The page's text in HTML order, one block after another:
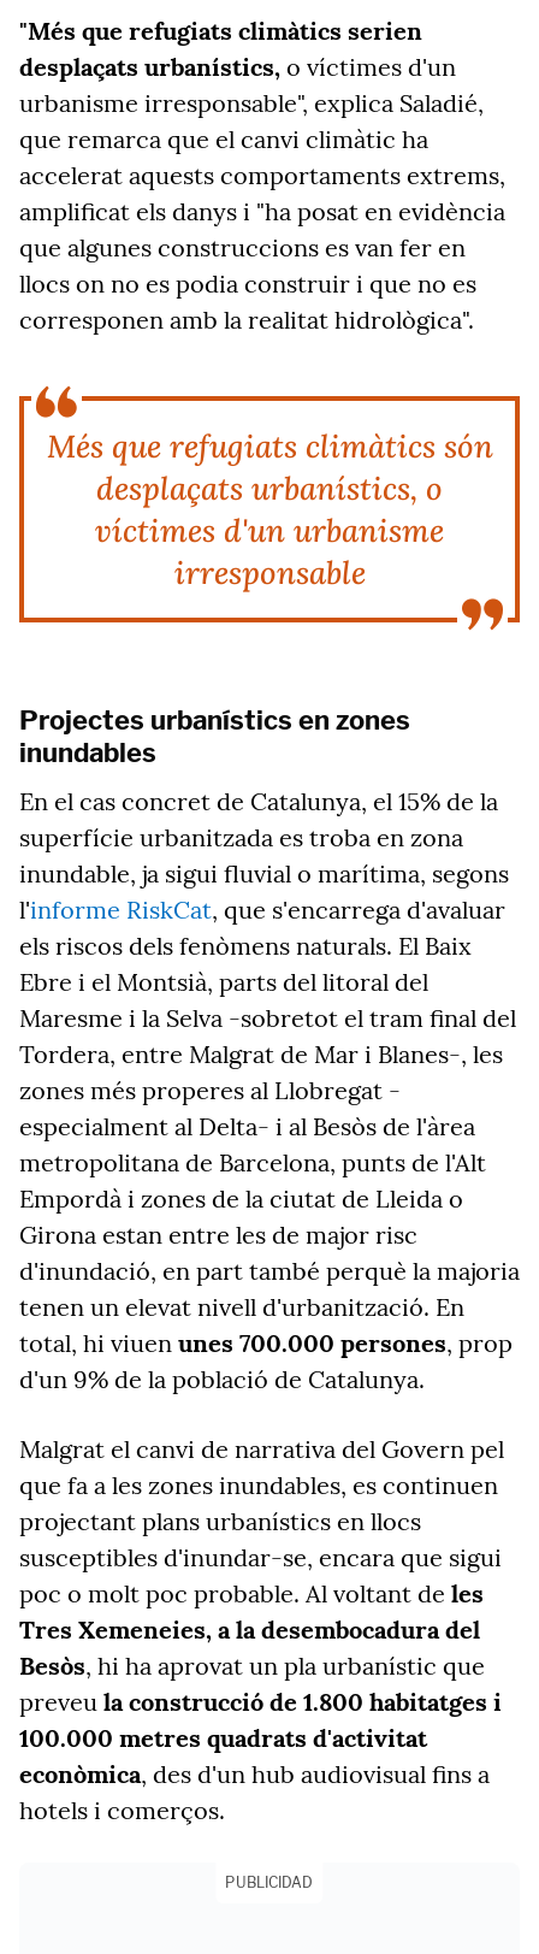
"Més que refugiats climàtics serien
desplaçats urbanístics, o víctimes d'un
urbanisme irresponsable", explica Saladié,
que remarca que el canvi climàtic ha
accelerat aquests comportaments extrems,
amplificat els danys i "ha posat en evidència
que algunes construccions es van fer en
llocs on no es podia construir i que no es
corresponen amb la realitat hidrològica".
Més que refugiats climàtics són
desplaçats urbanístics, o
víctimes d'un urbanisme
irresponsable
Projectes urbanístics en zones
inundables
En el cas concret de Catalunya, el 15% de la
superfície urbanitzada es troba en zona
inundable, ja sigui fluvial o marítima, segons
l'informe RiskCat, que s'encarrega d'avaluar
els riscos dels fenòmens naturals. El Baix
Ebre i el Montsià, parts del litoral del
Maresme i la Selva -sobretot el tram final del
Tordera, entre Malgrat de Mar i Blanes-, les
zones més properes al Llobregat -
especialment al Delta- i al Besòs de l'àrea
metropolitana de Barcelona, punts de l'Alt
Empordà i zones de la ciutat de Lleida o
Girona estan entre les de major risc
d'inundació, en part també perquè la majoria
tenen un elevat nivell d'urbanització. En
total, hi viuen unes 700.000 persones, prop
d'un 9% de la població de Catalunya.
Malgrat el canvi de narrativa del Govern pel
que fa a les zones inundables, es continuen
projectant plans urbanístics en llocs
susceptibles d'inundar-se, encara que sigui
poc o molt poc probable. Al voltant de les
Tres Xemeneies, a la desembocadura del
Besòs, hi ha aprovat un pla urbanístic que
preveu la construcció de 1.800 habitatges i
100.000 metres quadrats d'activitat
econòmica, des d'un hub audiovisual fins a
hotels i comerços.
PUBLICIDAD